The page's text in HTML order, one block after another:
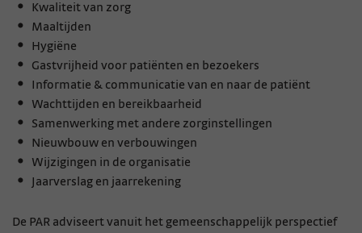
Kwaliteit van zorg
Maaltijden
Hygiëne
Gastvrijheid voor patiënten en bezoekers
Informatie & communicatie van en naar de patiënt
Wachttijden en bereikbaarheid
Samenwerking met andere zorginstellingen
Nieuwbouw en verbouwingen
Wijzigingen in de organisatie
Jaarverslag en jaarrekening
De PAR adviseert vanuit het gemeenschappelijk perspectief